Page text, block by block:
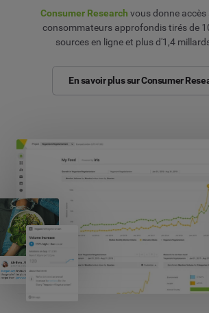
Consumer Research vous donne
consommateurs approfondis tirés de
sources en ligne et plus d'1,4
En savoir plus sur Consumer